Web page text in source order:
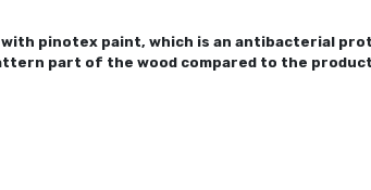
pinotex paint, which is an antibacterial
part of the wood compared to the